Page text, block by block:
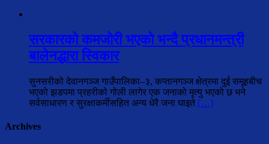
सरकारको कमजोरी भएको भन्दै प्रधानमन्त्री
बालेनद्धारा स्विकार
सुनसरीको देवानगञ्ज गाउँपालिका–३, कप्तानगञ्ज क्षेत्रमा दुई समूहबीच
भएको झडपमा प्रहरीको गोली लागेर एक जनाको मृत्यु भएको छ भने
सर्वसाधारण र सुरक्षाकर्मीसहित अन्य धेरै जना घाइते […]
Archives